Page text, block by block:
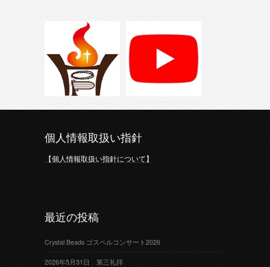
個人情報取扱い指針
【個人情報取扱い指針について】
最近の投稿
Crystal Beads ゴスペルコンサート2026
2026年5月31日 第三礼拝